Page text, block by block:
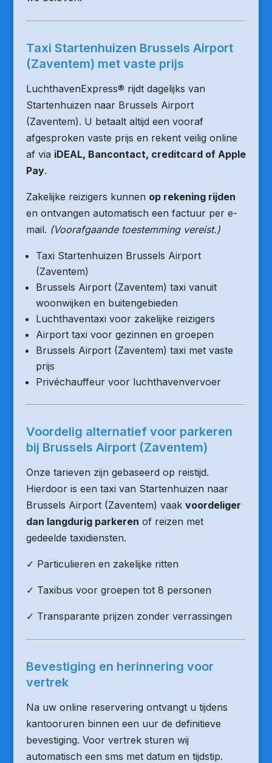
Taxi Startenhuizen Brussels Airport
(Zaventem) met vaste prijs
LuchthavenExpress® rijdt dagelijks van
Startenhuizen naar Brussels Airport
(Zaventem). U betaalt altijd een vooraf
afgesproken vaste prijs en rekent veilig online
af via iDEAL, Bancontact, creditcard of Apple
Pay.
Zakelijke reizigers kunnen op rekening rijden
en ontvangen automatisch een factuur per e-
mail. (Voorafgaande toestemming vereist.)
Taxi Startenhuizen Brussels Airport
(Zaventem)
Brussels Airport (Zaventem) taxi vanuit
woonwijken en buitengebieden
Luchthaventaxi voor zakelijke reizigers
Airport taxi voor gezinnen en groepen
Brussels Airport (Zaventem) taxi met vaste
prijs
Privéchauffeur voor luchthavenvervoer
Voordelig alternatief voor parkeren
bij Brussels Airport (Zaventem)
Onze tarieven zijn gebaseerd op reistijd.
Hierdoor is een taxi van Startenhuizen naar
Brussels Airport (Zaventem) vaak voordeliger
dan langdurig parkeren of reizen met
gedeelde taxidiensten.
✓ Particulieren en zakelijke ritten
✓ Taxibus voor groepen tot 8 personen
✓ Transparante prijzen zonder verrassingen
Bevestiging en herinnering voor
vertrek
Na uw online reservering ontvangt u tijdens
kantooruren binnen een uur de definitieve
bevestiging. Voor vertrek sturen wij
automatisch een sms met datum en tijdstip.